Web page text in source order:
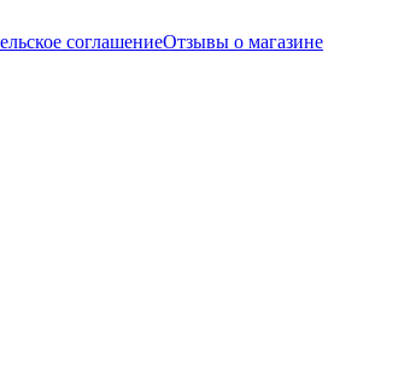
соглашениеОтзывы о магазине